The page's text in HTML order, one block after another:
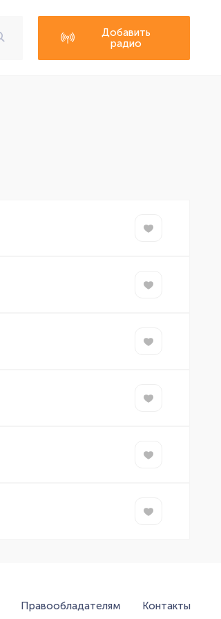
Добавить
радио
Правообладателям Контакты